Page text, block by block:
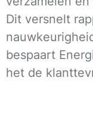
Dit versnelt
bespaart
het de